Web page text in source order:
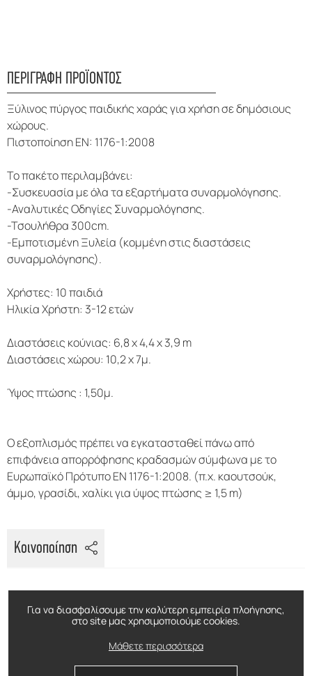
Για να διασφαλίσουμε την καλύτερη εμπειρία πλοήγησης,
στο site μας χρησιμοποιούμε cookies.
Μάθετε περισσότερα
ΠΕΡΙΓΡΑΦΗ ΠΡΟΪΟΝΤΟΣ
Ξύλινος πύργος παιδικής χαράς για χρήση σε δημόσιους
χώρους.
Πιστοποίηση EN: 1176-1:2008
Το πακέτο περιλαμβάνει:
-Συσκευασία με όλα τα εξαρτήματα συναρμολόγησης.
-Αναλυτικές Οδηγίες Συναρμολόγησης.
-Τσουλήθρα 300cm.
-Εμποτισμένη Ξυλεία (κομμένη στις διαστάσεις
συναρμολόγησης).
Χρήστες: 10 παιδιά
Ηλικία Χρήστη: 3-12 ετών
Διαστάσεις κούνιας: 6,8 x 4,4 x 3,9 m
Διαστάσεις χώρου: 10,2 x 7μ.
Ύψος πτώσης : 1,50μ.
O εξοπλισμός πρέπει να εγκατασταθεί πάνω από
επιφάνεια απορρόφησης κραδασμών σύμφωνα με το
Ευρωπαϊκό Πρότυπο ΕΝ 1176-1:2008. (π.χ. καουτσούκ,
άμμο, γρασίδι, χαλίκι για ύψος πτώσης ≥ 1,5 m)
Κοινοποίηση
ΔΕΙΤΕ ΕΠΙΣΗΣ